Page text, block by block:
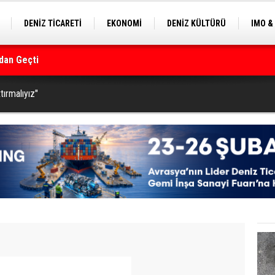
DENİZ TİCARETİ EKONOMİ DENİZ KÜLTÜRÜ
IMO
Geçti